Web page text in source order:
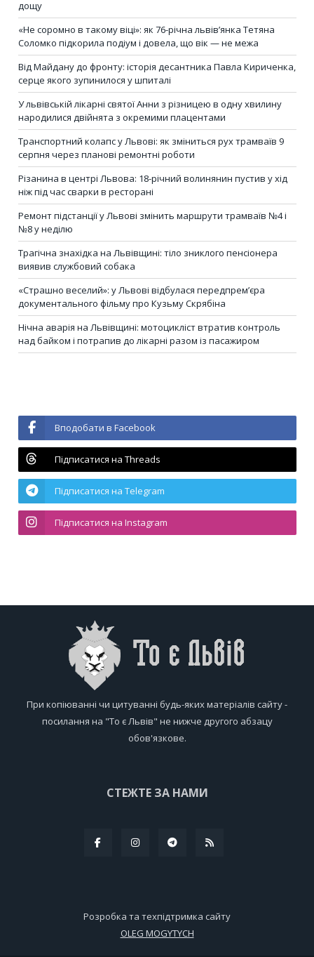
дощу
«Не соромно в такому віці»: як 76-річна львів’янка Тетяна
Соломко підкорила подіум і довела, що вік — не межа
Від Майдану до фронту: історія десантника Павла Кириченка,
серце якого зупинилося у шпиталі
У львівській лікарні святої Анни з різницею в одну хвилину
народилися двійнята з окремими плацентами
Транспортний колапс у Львові: як зміниться рух трамваїв 9
серпня через планові ремонтні роботи
Різанина в центрі Львова: 18-річний волинянин пустив у хід
ніж під час сварки в ресторані
Ремонт підстанції у Львові змінить маршрути трамваїв №4 і
№8 у неділю
Трагічна знахідка на Львівщині: тіло зниклого пенсіонера
виявив службовий собака
«Страшно веселий»: у Львові відбулася передпрем’єра
документального фільму про Кузьму Скрябіна
Нічна аварія на Львівщині: мотоцикліст втратив контроль
над байком і потрапив до лікарні разом із пасажиром
Вподобати в Facebook
Підписатися на Threads
Підписатися на Telegram
Підписатися на Instagram
При копіюванні чи цитуванні будь-яких матеріалів сайту -
посилання на "То є Львів" не нижче другого абзацу
обов'язкове.
СТЕЖТЕ ЗА НАМИ
Розробка та техпідтримка сайту
OLEG MOGYTYCH